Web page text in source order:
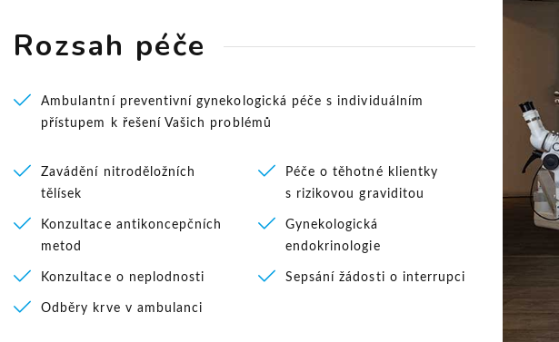
Rozsah péče
Ambulantní preventivní gynekologická péče s individuálním
přístupem k řešení Vašich problémů
Zavádění nitroděložních
tělísek
Péče o těhotné klientky
s rizikovou graviditou
Konzultace antikoncepčních
metod
Gynekologická
endokrinologie
Konzultace o neplodnosti Sepsání žádosti o interrupci
Odběry krve v ambulanci